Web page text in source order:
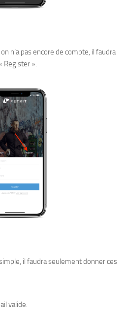
n’a pas encore de compte, il faudra
Register ».
il faudra seulement donner ces
valide.